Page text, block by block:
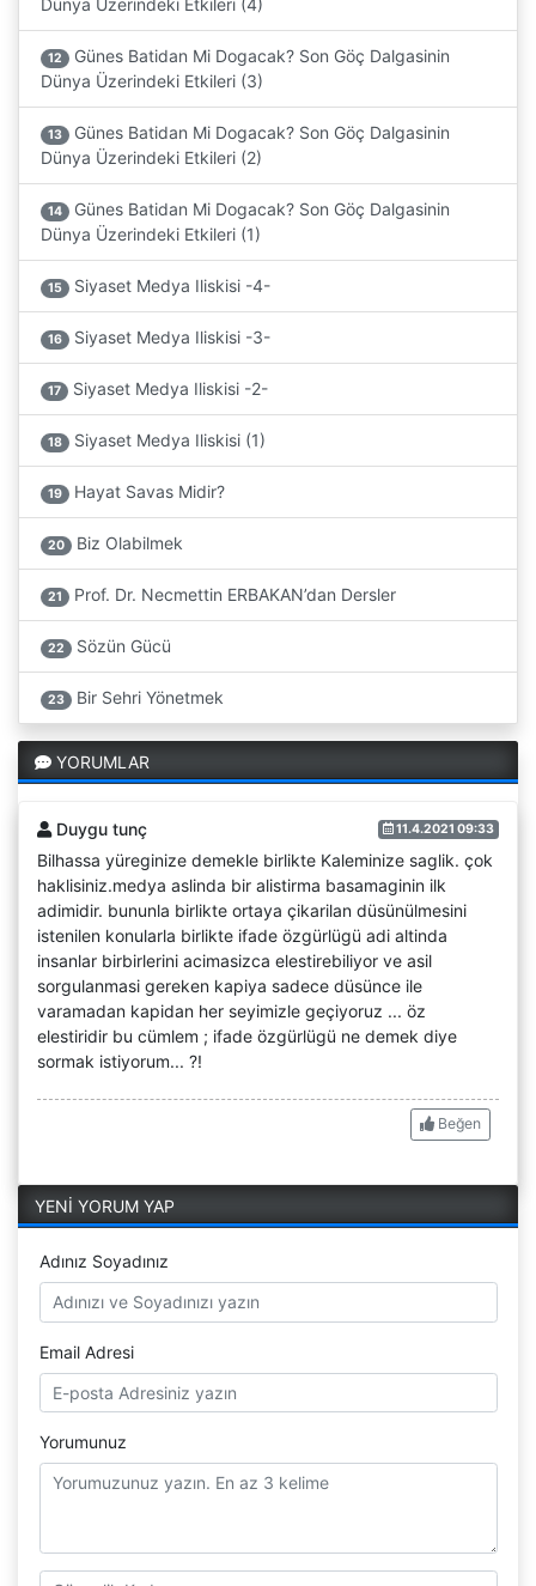
Dünya Üzerindeki Etkileri (4)
12
Günes Batidan Mi Dogacak? Son Göç Dalgasinin
Dünya Üzerindeki Etkileri (3)
13
Günes Batidan Mi Dogacak? Son Göç Dalgasinin
Dünya Üzerindeki Etkileri (2)
14
Günes Batidan Mi Dogacak? Son Göç Dalgasinin
Dünya Üzerindeki Etkileri (1)
15 Siyaset Medya Iliskisi -4-
16 Siyaset Medya Iliskisi -3-
17 Siyaset Medya Iliskisi -2-
18 Siyaset Medya Iliskisi (1)
19 Hayat Savas Midir?
20 Biz Olabilmek
21 Prof. Dr. Necmettin ERBAKAN’dan Dersler
22 Sözün Gücü
23 Bir Sehri Yönetmek
YORUMLAR
Duygu tunç 11.4.2021 09:33
Bilhassa yüreginize demekle birlikte Kaleminize saglik. çok
haklisiniz.medya aslinda bir alistirma basamaginin ilk
adimidir. bununla birlikte ortaya çikarilan düsünülmesini
istenilen konularla birlikte ifade özgürlügü adi altinda
insanlar birbirlerini acimasizca elestirebiliyor ve asil
sorgulanmasi gereken kapiya sadece düsünce ile
varamadan kapidan her seyimizle geçiyoruz ... öz
elestiridir bu cümlem ; ifade özgürlügü ne demek diye
sormak istiyorum... ?!
Beğen
YENİ YORUM YAP
Adınız Soyadınız
Email Adresi
Yorumunuz